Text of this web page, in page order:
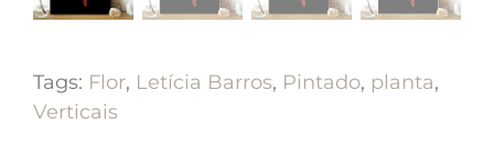
Tags: Flor, Letícia Barros, Pintado, planta,
Verticais